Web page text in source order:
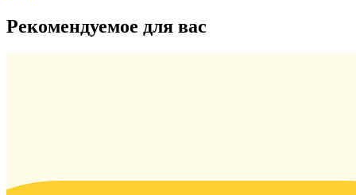
Рекомендуемое для вас